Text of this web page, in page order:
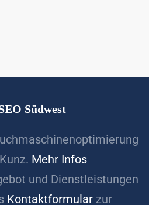
Südwest
Mehr Infos
und Dienstleistungen
Kontaktformular zur